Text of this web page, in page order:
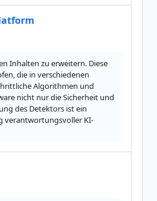
Inhalten zu erweitern. Diese
die in verschiedenen
Algorithmen und
nicht nur die Sicherheit und
des Detektors ist ein
verantwortungsvoller KI-